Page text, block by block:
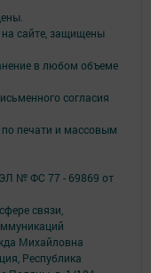
сайте, защищены
в любом объеме
согласия
по печати и массовым
№ ФС 77 - 69869 от
связи,
Михайловна
Республика